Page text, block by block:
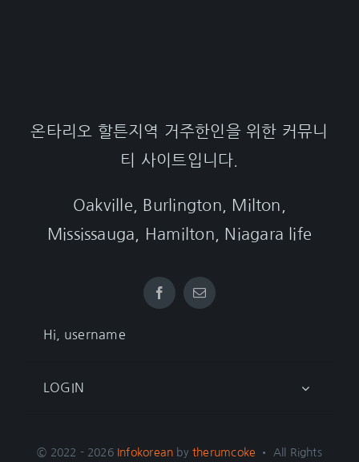
온타리오 할튼지역 거주한인을 위한 커뮤니
티 사이트입니다.
Oakville, Burlington, Milton,
Mississauga, Hamilton, Niagara life
Hi, username
LOGIN
© 2022 - 2026 Infokorean bytherumcoke • All Rights